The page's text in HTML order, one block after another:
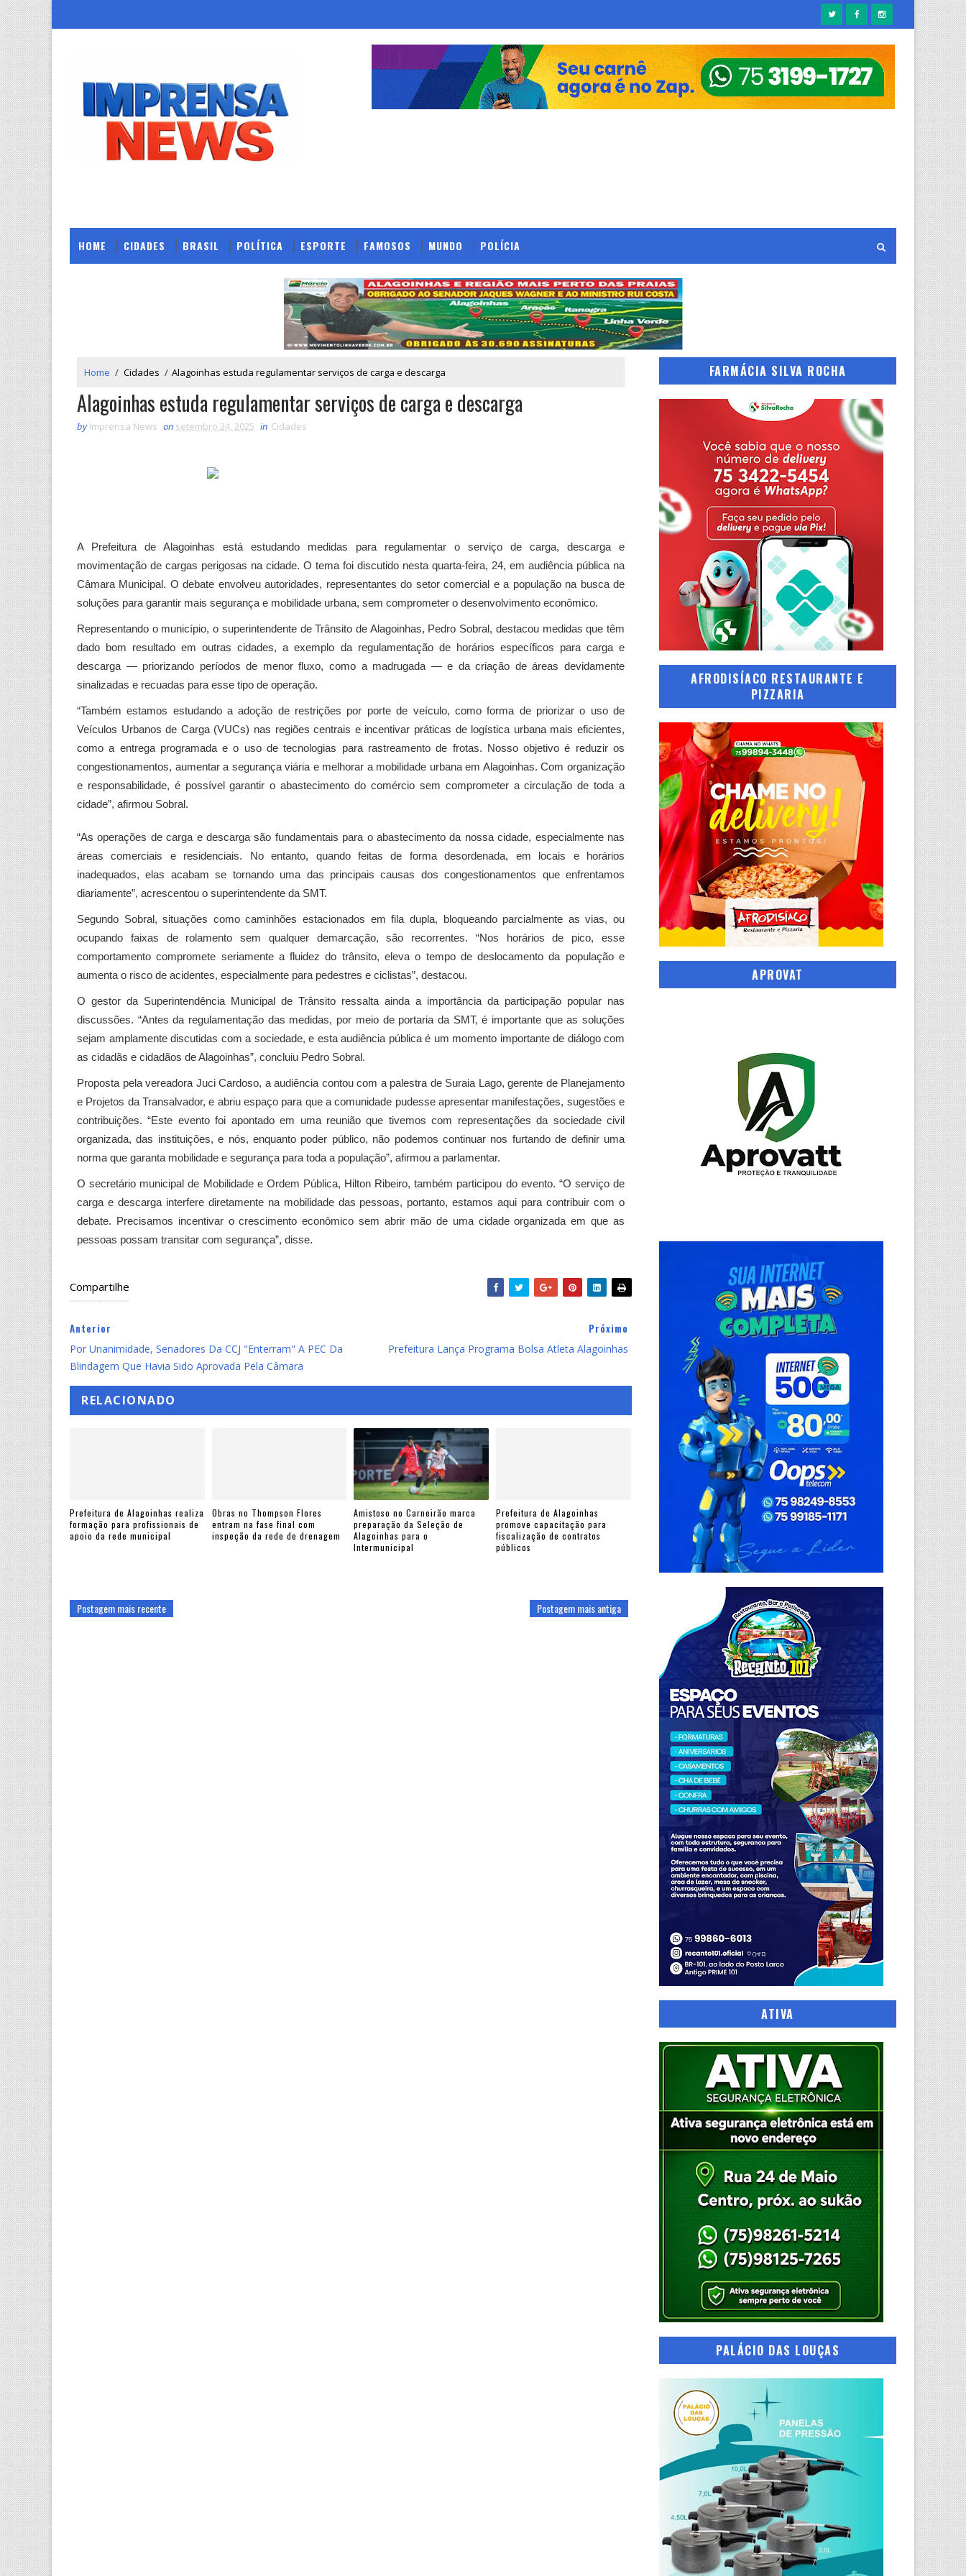
HOME CIDADES BRASIL POLÍTICA ESPORTE FAMOSOS MUNDO POLÍCIA
Home / Cidades / Alagoinhas estuda regulamentar serviços de carga e descarga
Alagoinhas estuda regulamentar serviços de carga e descarga
by Imprensa News on setembro 24, 2025 in Cidades
A Prefeitura de Alagoinhas está estudando medidas para regulamentar o serviço de carga, descarga e
movimentação de cargas perigosas na cidade. O tema foi discutido nesta quarta-feira, 24, em audiência pública na
Câmara Municipal. O debate envolveu autoridades, representantes do setor comercial e a população na busca de
soluções para garantir mais segurança e mobilidade urbana, sem comprometer o desenvolvimento econômico.
Representando o município, o superintendente de Trânsito de Alagoinhas, Pedro Sobral, destacou medidas que têm
dado bom resultado em outras cidades, a exemplo da regulamentação de horários específicos para carga e
descarga — priorizando períodos de menor fluxo, como a madrugada — e da criação de áreas devidamente
sinalizadas e recuadas para esse tipo de operação.
“Também estamos estudando a adoção de restrições por porte de veículo, como forma de priorizar o uso de
Veículos Urbanos de Carga (VUCs) nas regiões centrais e incentivar práticas de logística urbana mais eficientes,
como a entrega programada e o uso de tecnologias para rastreamento de frotas. Nosso objetivo é reduzir os
congestionamentos, aumentar a segurança viária e melhorar a mobilidade urbana em Alagoinhas. Com organização
e responsabilidade, é possível garantir o abastecimento do comércio sem comprometer a circulação de toda a
cidade”, afirmou Sobral.
“As operações de carga e descarga são fundamentais para o abastecimento da nossa cidade, especialmente nas
áreas comerciais e residenciais. No entanto, quando feitas de forma desordenada, em locais e horários
inadequados, elas acabam se tornando uma das principais causas dos congestionamentos que enfrentamos
diariamente”, acrescentou o superintendente da SMT.
Segundo Sobral, situações como caminhões estacionados em fila dupla, bloqueando parcialmente as vias, ou
ocupando faixas de rolamento sem qualquer demarcação, são recorrentes. “Nos horários de pico, esse
comportamento compromete seriamente a fluidez do trânsito, eleva o tempo de deslocamento da população e
aumenta o risco de acidentes, especialmente para pedestres e ciclistas”, destacou.
O gestor da Superintendência Municipal de Trânsito ressalta ainda a importância da participação popular nas
discussões. “Antes da regulamentação das medidas, por meio de portaria da SMT, é importante que as soluções
sejam amplamente discutidas com a sociedade, e esta audiência pública é um momento importante de diálogo com
as cidadãs e cidadãos de Alagoinhas”, concluiu Pedro Sobral.
Proposta pela vereadora Juci Cardoso, a audiência contou com a palestra de Suraia Lago, gerente de Planejamento
e Projetos da Transalvador, e abriu espaço para que a comunidade pudesse apresentar manifestações, sugestões e
contribuições. “Este evento foi apontado em uma reunião que tivemos com representações da sociedade civil
organizada, das instituições, e nós, enquanto poder público, não podemos continuar nos furtando de definir uma
norma que garanta mobilidade e segurança para toda a população”, afirmou a parlamentar.
O secretário municipal de Mobilidade e Ordem Pública, Hilton Ribeiro, também participou do evento. “O serviço de
carga e descarga interfere diretamente na mobilidade das pessoas, portanto, estamos aqui para contribuir com o
debate. Precisamos incentivar o crescimento econômico sem abrir mão de uma cidade organizada em que as
pessoas possam transitar com segurança”, disse.
Compartilhe
Anterior
Por Unanimidade, Senadores Da CCJ "enterram" A PEC Da
Blindagem Que Havia Sido Aprovada Pela Câmara
Próximo
Prefeitura Lança Programa Bolsa Atleta Alagoinhas
RELACIONADO
Prefeitura de Alagoinhas realiza
formação para profissionais de
apoio da rede municipal
Obras no Thompson Flores
entram na fase final com
inspeção da rede de drenagem
Amistoso no Carneirão marca
preparação da Seleção de
Alagoinhas para o
Intermunicipal
Prefeitura de Alagoinhas
promove capacitação para
fiscalização de contratos
públicos
Postagem mais recente Postagem mais antiga
FARMÁCIA SILVA ROCHA
AFRODISÍACO RESTAURANTE E
PIZZARIA
APROVAT
ATIVA
PALÁCIO DAS LOUÇAS